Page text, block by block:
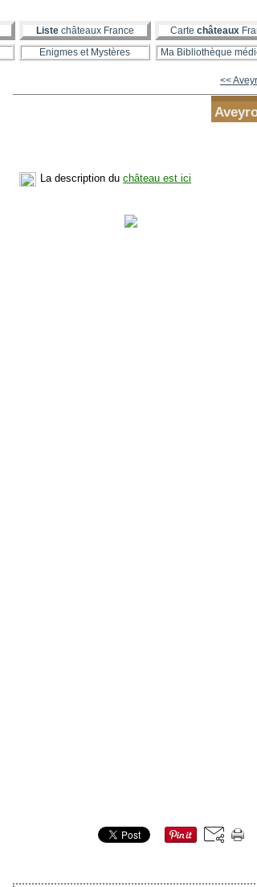
Liste châteaux France Carte châteaux
Enigmes et Mystères Ma Bibliothèque
<<
La description duchâteau est ici